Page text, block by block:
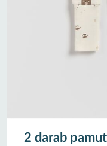
2 darab